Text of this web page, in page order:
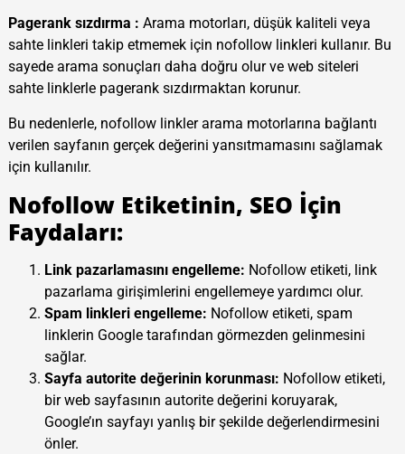
Pagerank sızdırma : Arama motorları, düşük kaliteli veya
sahte linkleri takip etmemek için nofollow linkleri kullanır. Bu
sayede arama sonuçları daha doğru olur ve web siteleri
sahte linklerle pagerank sızdırmaktan korunur.
Bu nedenlerle, nofollow linkler arama motorlarına bağlantı
verilen sayfanın gerçek değerini yansıtmamasını sağlamak
için kullanılır.
Nofollow Etiketinin, SEO İçin
Faydaları:
Link pazarlamasını engelleme: Nofollow etiketi, link
pazarlama girişimlerini engellemeye yardımcı olur.
Spam linkleri engelleme: Nofollow etiketi, spam
linklerin Google tarafından görmezden gelinmesini
sağlar.
Sayfa autorite değerinin korunması: Nofollow etiketi,
bir web sayfasının autorite değerini koruyarak,
Google’ın sayfayı yanlış bir şekilde değerlendirmesini
önler.